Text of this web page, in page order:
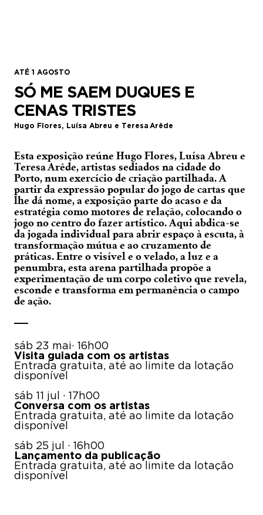
ATÉ 1 AGOSTO
SÓ ME SAEM DUQUES E
CENAS TRISTES
Hugo Flores, Luísa Abreu e Teresa Arêde
Esta exposição reúne Hugo Flores, Luísa Abreu e
Teresa Arêde, artistas sediados na cidade do
Porto, num exercício de criação partilhada. A
partir da expressão popular do jogo de cartas que
lhe dá nome, a exposição parte do acaso e da
estratégia como motores de relação, colocando o
jogo no centro do fazer artístico. Aqui abdica-se
da jogada individual para abrir espaço à escuta, à
transformação mútua e ao cruzamento de
práticas. Entre o visível e o velado, a luz e a
penumbra, esta arena partilhada propõe a
experimentação de um corpo coletivo que revela,
esconde e transforma em permanência o campo
de ação.
sáb 23 mai· 16h00
Visita guiada com os artistas
Entrada gratuita, até ao limite da lotação
disponível
sáb 11 jul · 17h00
Conversa com os artistas
Entrada gratuita, até ao limite da lotação
disponível
sáb 25 jul · 16h00
Lançamento da publicação
Entrada gratuita, até ao limite da lotação
disponível